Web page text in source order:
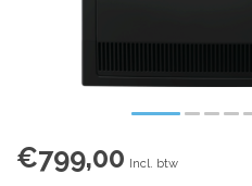
€799,00 Incl. btw